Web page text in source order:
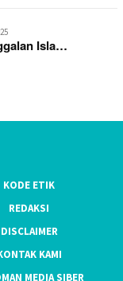
Isla…
KODE ETIK
REDAKSI
DISCLAIMER
KAMI
MEDIA SIBER